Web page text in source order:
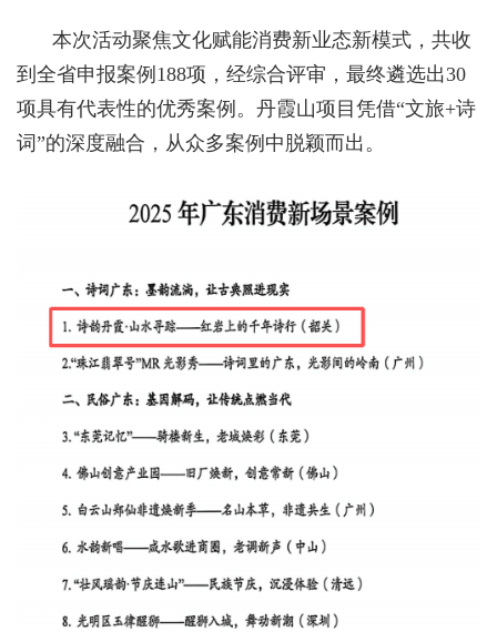
本次活动聚焦文化赋能消费新业态新模式，共收
到全省申报案例188项，经综合评审，最终遴选出30
项具有代表性的优秀案例。丹霞山项目凭借“文旅+诗
词”的深度融合，从众多案例中脱颖而出。